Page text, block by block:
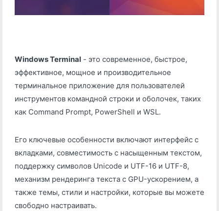
Windows Terminal - это современное, быстрое,
эффективное, мощное и производительное
терминальное приложение для пользователей
инструментов командной строки и оболочек, таких
как Command Prompt, PowerShell и WSL.
Его ключевые особенности включают интерфейс с
вкладками, совместимость с насыщенным текстом,
поддержку символов Unicode и UTF-16 и UTF-8,
механизм рендеринга текста с GPU-ускорением, а
также темы, стили и настройки, которые вы можете
свободно настраивать.